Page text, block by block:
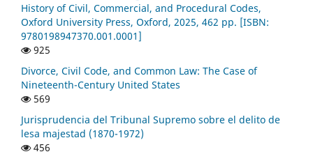
History of Civil, Commercial, and Procedural Codes,
Oxford University Press, Oxford, 2025, 462 pp. [ISBN:
9780198947370.001.0001]
925
Divorce, Civil Code, and Common Law: The Case of
Nineteenth-Century United States
569
Jurisprudencia del Tribunal Supremo sobre el delito de
lesa majestad (1870-1972)
456